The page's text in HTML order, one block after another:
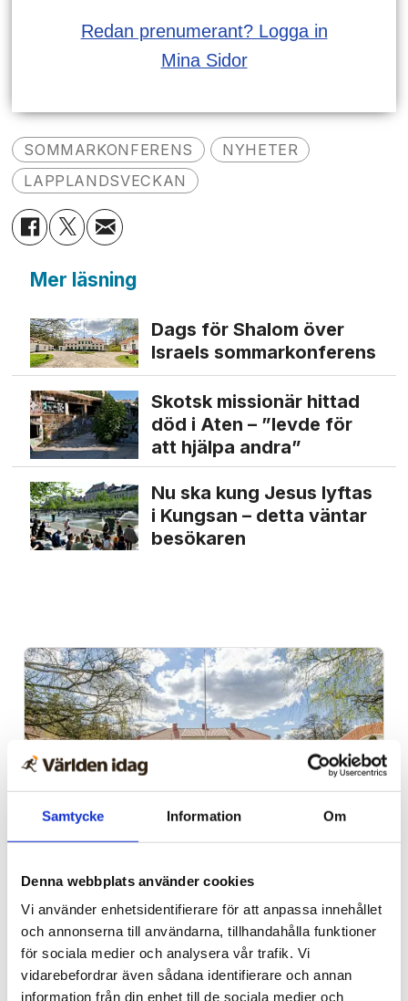
Samtycke Information Om
Denna webbplats använder cookies
Vi använder enhetsidentifierare för att anpassa innehållet
och annonserna till användarna, tillhandahålla funktioner
för sociala medier och analysera vår trafik. Vi
vidarebefordrar även sådana identifierare och annan
information från din enhet till de sociala medier och
Redan prenumerant? Logga in
Mina Sidor
SOMMARKONFERENS
NYHETER
LAPPLANDSVECKAN
Mer läsning
Dags för Shalom över
Israels sommarkonferens
Skotsk missionär hittad
död i Aten – ”levde för
att hjälpa andra”
Nu ska kung Jesus lyftas
i Kungsan – detta väntar
besökaren
Dags för Shalom över
Israels sommarkonferens